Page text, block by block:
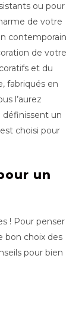
ou pour
de votre
contemporain
de votre
et du
fabriqués en
l’aurez
définissent un
choisi pour
un
! Pour penser
bon choix des
pour bien